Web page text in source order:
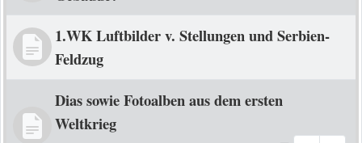
1.WK Luftbilder v. Stellungen und Serbien-
Feldzug
Dias sowie Fotoalben aus dem ersten
Weltkrieg